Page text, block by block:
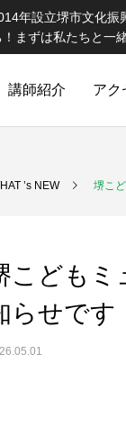
年設立堺市文化
まずは私たちと一
講師紹介 アク
’s NEW 堺こ
こどもミ
らせです